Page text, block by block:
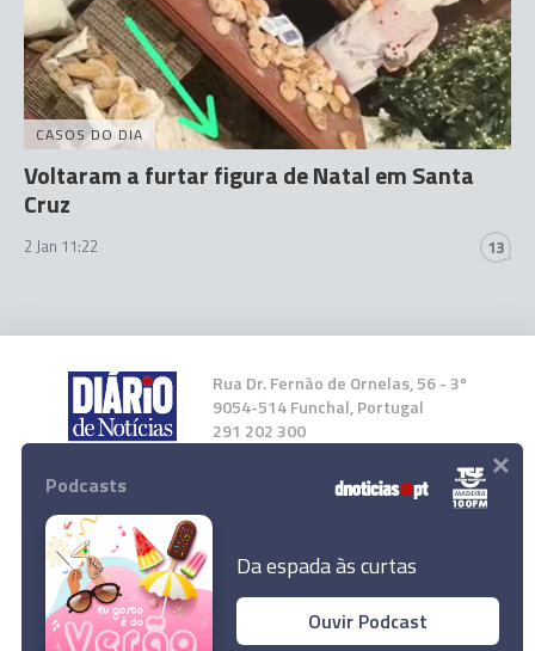
CASOS DO DIA
Voltaram a furtar figura de Natal em Santa
Cruz
2 Jan 11:22 13
Rua Dr. Fernão de Ornelas, 56 - 3º
9054-514 Funchal, Portugal
291 202 300
Instale a nossa App
© 2025 Empresa Diário de Notícias, Lda.
Podcasts
Da espada às curtas
Ouvir Podcast
×